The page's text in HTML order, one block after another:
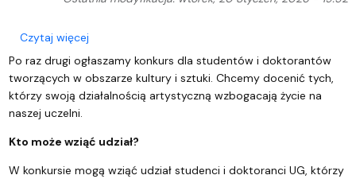
Czytaj więcejo Nagroda artystyczna dla studentów i
Po raz drugi ogłaszamy konkurs dla studentów i doktorantów
tworzących w obszarze kultury i sztuki. Chcemy docenić tych,
którzy swoją działalnością artystyczną wzbogacają życie na
naszej uczelni.
Kto może wziąć udział?
W konkursie mogą wziąć udział studenci i doktoranci UG, którzy